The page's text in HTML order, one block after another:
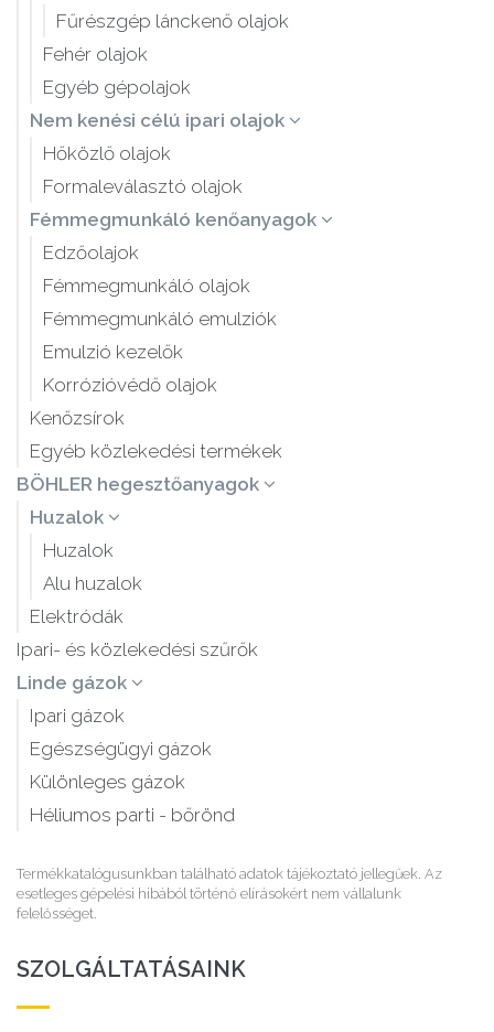
Fűrészgép lánckenő olajok
Fehér olajok
Egyéb gépolajok
Nem kenési célú ipari olajok
Hőközlő olajok
Formaleválasztó olajok
Fémmegmunkáló kenőanyagok
Edzőolajok
Fémmegmunkáló olajok
Fémmegmunkáló emulziók
Emulzió kezelők
Korrózióvédő olajok
Kenőzsírok
Egyéb közlekedési termékek
BÖHLER hegesztőanyagok
Huzalok
Huzalok
Alu huzalok
Elektródák
Ipari- és közlekedési szűrők
Linde gázok
Ipari gázok
Egészségügyi gázok
Különleges gázok
Héliumos parti - bőrönd
Termékkatalógusunkban található adatok tájékoztató jellegűek. Az
esetleges gépelési hibából történő elírásokért nem vállalunk
felelősséget.
SZOLGÁLTATÁSAINK